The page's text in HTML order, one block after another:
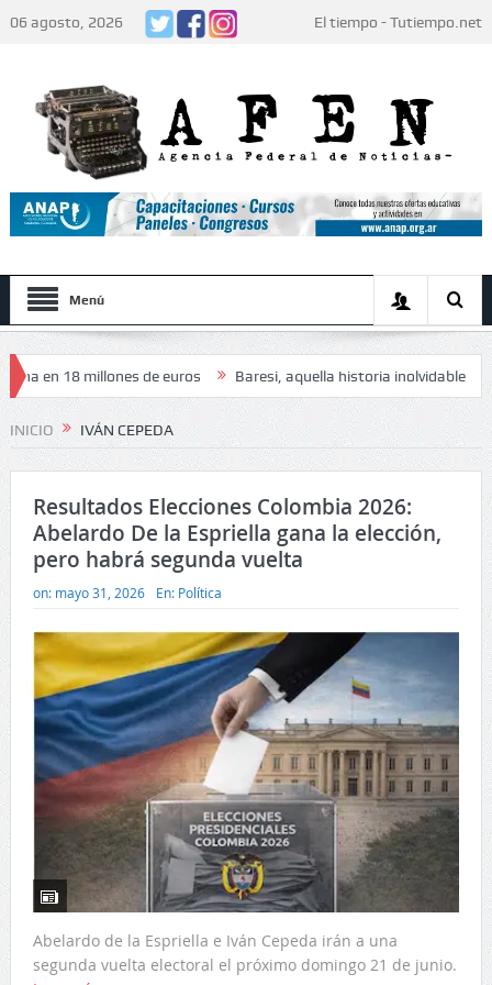
06 agosto, 2026 El tiempo - Tutiempo.net
Menú
en 18 millones de euros Baresi, aquella historia inolvidable
de los jugadores: «Decidieron no hacer festejos» Humor
INICIO IVÁN CEPEDA
Resultados Elecciones Colombia 2026:
Abelardo De la Espriella gana la elección,
pero habrá segunda vuelta
on: mayo 31, 2026 En: Política
Abelardo de la Espriella e Iván Cepeda irán a una
segunda vuelta electoral el próximo domingo 21 de junio.